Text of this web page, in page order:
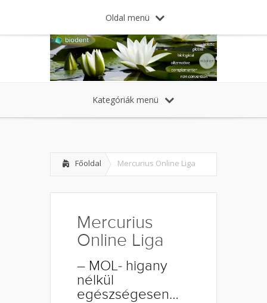
Oldal menü
Kategóriák menü
Főoldal Mercurius Online Liga
Mercurius
Online Liga
– MOL- higany
nélkül
egészségesen…